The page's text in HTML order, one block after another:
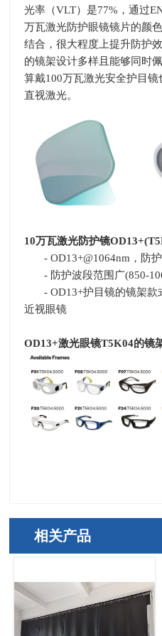
光率（VLT）是77% ，通过
万瓦激光防护眼镜镜片的颜
结合，很大程度上提升防护
的镜架设计多样且能够同时
算戴100万瓦激光安全护目
直视激光。
10万瓦激光防护镜
- OD13+@1064nm，防
- 防护波段范围广(850-
- OD13+护目镜的镜架
近视眼镜
OD13+激光眼镜T5K04的镜
相关产品